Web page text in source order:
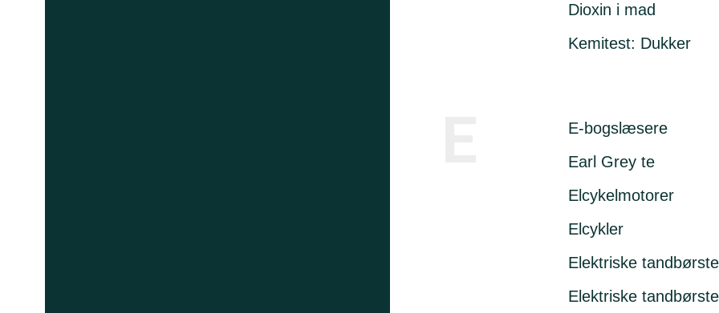
Dioxin i mad
Kemitest: Dukker
E-bogslæsere
Earl Grey te
Elcykelmotorer
Elcykler
Elektriske
Elektriske